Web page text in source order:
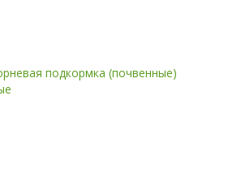
подкормка (почвенные)